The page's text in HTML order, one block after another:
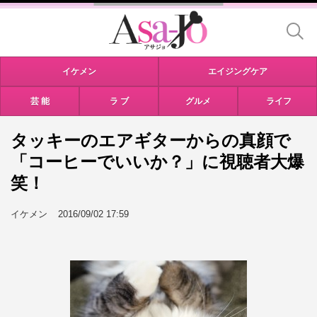
イケメン エイジングケア
芸 能 ラ ブ グルメ ライフ
タッキーのエアギターからの真顔で
「コーヒーでいいか？」に視聴者大爆
笑！
イケメン 2016/09/02 17:59